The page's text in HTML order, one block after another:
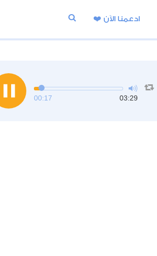
ادعمنا اﻵن ❤️
00:17 03:29